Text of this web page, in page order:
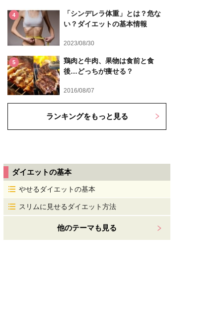
4
「シンデレラ体重」とは？危な
い？ダイエットの基本情報
2023/08/30
5
鶏肉と牛肉、果物は食前と食
後…どっちが痩せる？
2016/08/07
ランキングをもっと見る
ダイエットの基本
やせるダイエットの基本
スリムに見せるダイエット方法
他のテーマも見る